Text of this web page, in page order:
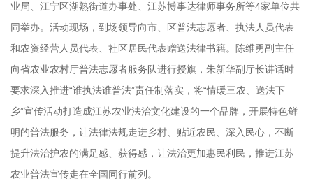
业局、江宁区湖熟街道办事处、江苏博事达律师事务所等4家单位共
同举办。活动现场，到场领导向市、区普法志愿者、执法人员代表
和农资经营人员代表、社区居民代表赠送法律书籍。陈维勇副主任
向省农业农村厅普法志愿者服务队进行授旗，朱新华副厅长讲话时
要求深入推进“谁执法谁普法”责任制落实，将“情暖三农、送法下
乡”宣传活动打造成江苏农业法治文化建设的一个品牌，开展特色鲜
明的普法服务，让法律法规走进乡村、贴近农民、深入民心，不断
提升法治护农的满足感、获得感，让法治更加惠民利民，推进江苏
农业普法宣传走在全国同行前列。